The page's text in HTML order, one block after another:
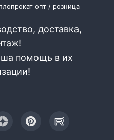
опт / розница
доставка,
помощь в их